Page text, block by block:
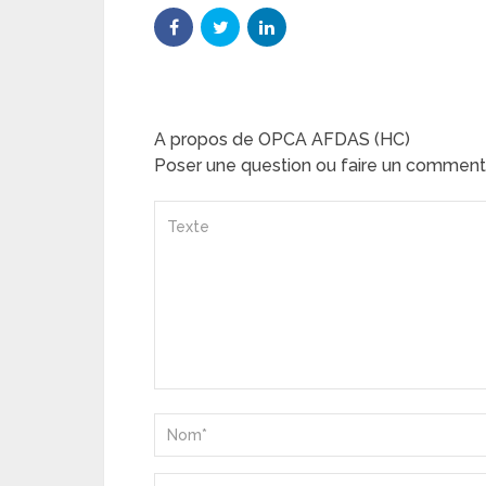
A propos de OPCA AFDAS (HC)
Poser une question ou faire un